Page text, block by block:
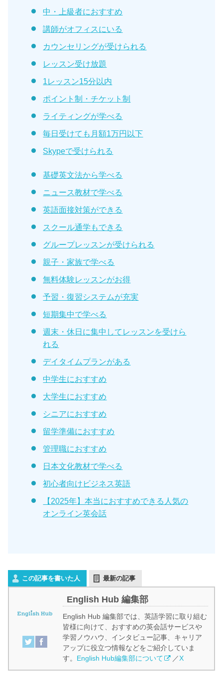
中・上級者におすすめ
講師がオフィスにいる
カウンセリングが受けられる
レッスン受け放題
1レッスン15分以内
ポイント制・チケット制
ライティングが学べる
毎日受けても月額1万円以下
Skypeで受けられる
基礎英文法から学べる
ニュース教材で学べる
英語面接対策ができる
スクール通学もできる
グループレッスンが受けられる
親子・家族で学べる
無料体験レッスンがお得
予習・復習システムが充実
短期集中で学べる
週末・休日に集中してレッスンを受けら
れる
デイタイムプランがある
中学生におすすめ
大学生におすすめ
シニアにおすすめ
留学準備におすすめ
管理職におすすめ
日本文化教材で学べる
初心者向けビジネス英語
【2025年】本当におすすめできる人気の
オンライン英会話
この記事を書いた人 最新の記事
English Hub 編集部
English Hub 編集部では、英語学習に取り組む
皆様に向けて、おすすめの英会話サービスや
学習ノウハウ、インタビュー記事、キャリア
アップに役立つ情報などをご紹介していま
す。 English Hub編集部について ／X